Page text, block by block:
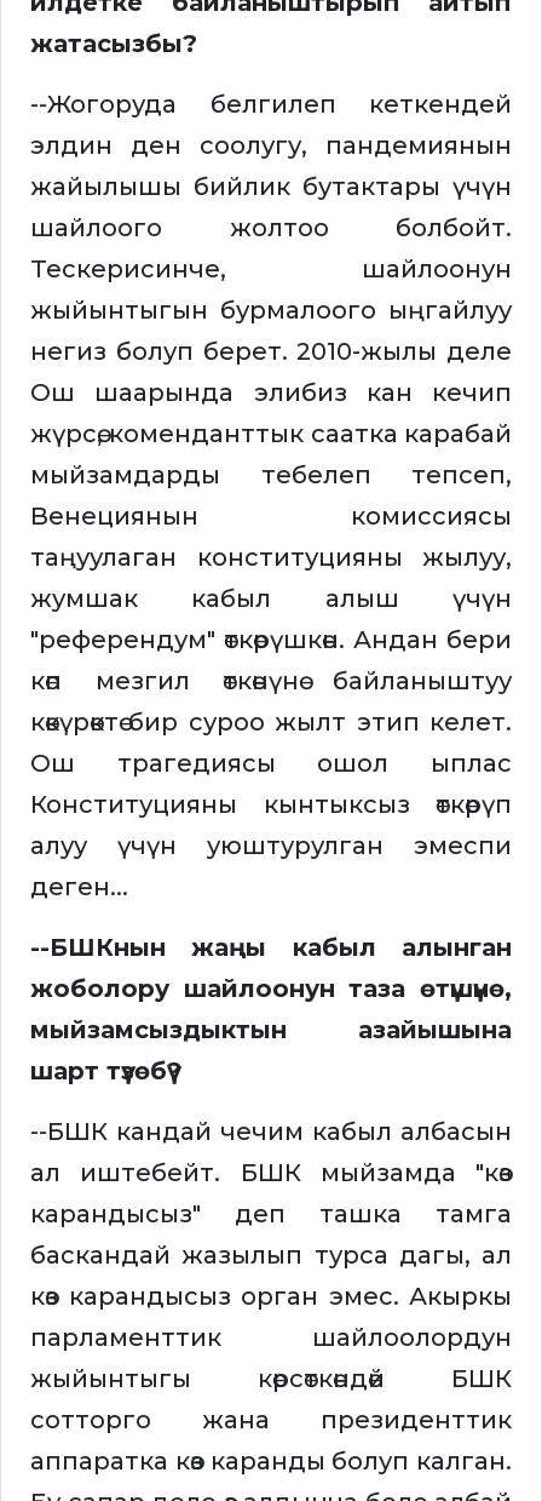
жатасызбы?
--Жогоруда белгилеп кеткендей
элдин ден соолугу, пандемиянын
жайылышы бийлик бутактары үчүн
шайлоого жолтоо болбойт.
Тескерисинче, шайлоонун
жыйынтыгын бурмалоого ыңгайлуу
негиз болуп берет. 2010-жылы деле
Ош шаарында элибиз кан кечип
жүрсө, коменданттык саатка карабай
мыйзамдарды тебелеп тепсеп,
Венециянын комиссиясы
таңуулаган конституцияны жылуу,
жумшак кабыл алыш үчүн
"референдум" өткөрүшкөн. Андан бери
көп мезгил өткөнүнө байланыштуу
көкүрөктө бир суроо жылт этип келет.
Ош трагедиясы ошол ыплас
Конституцияны кынтыксыз өткөрүп
алуу үчүн уюштурулган эмеспи
деген...
--БШКнын жаңы кабыл алынган
жоболору шайлоонун таза өтүшүнө,
мыйзамсыздыктын азайышына
шарт түзөбү?
--БШК кандай чечим кабыл албасын
ал иштебейт. БШК мыйзамда "көз
карандысыз" деп ташка тамга
баскандай жазылып турса дагы, ал
көз карандысыз орган эмес. Акыркы
парламенттик шайлоолордун
жыйынтыгы көрсөткөндөй БШК
сотторго жана президенттик
аппаратка көз каранды болуп калган.